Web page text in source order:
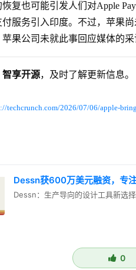
复也可能引发人们对Apple
服务引入印度。不过，苹果
果公司未就此事回应媒体的采
智享开源，及时了解更新信息。
techcrunch.com/2026/07/06/apple-
Dessn获600万美元融资，专
Dessn：生产导向的设计工具新选
0